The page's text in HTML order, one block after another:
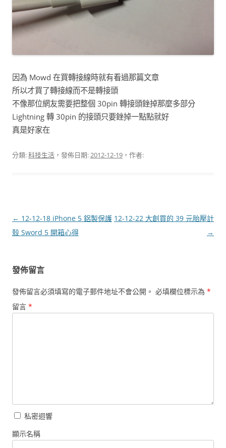
因為 Mowd 在買轉接線時就有看過那篇文章
所以才買了轉接線而不是轉接頭
不像那位網友需要把整個 30pin 轉接頭銼掉那麼多部分
Lightning 轉 30pin 的接頭只要銼掉一點點就好
真是好家在
分類:科技生活 ，發佈日期:2012-12-19 ，作者:
文
章
← 12-12-18 iPhone 5 鋁製保護
殼 Sword 5 開箱心得
12-12-22 大創買的 39 元胎壓計
→
發佈留言
發佈留言必須填寫的電子郵件地址不會公開。 必填欄位標示為 *
留言 *
私密迴響
顯示名稱